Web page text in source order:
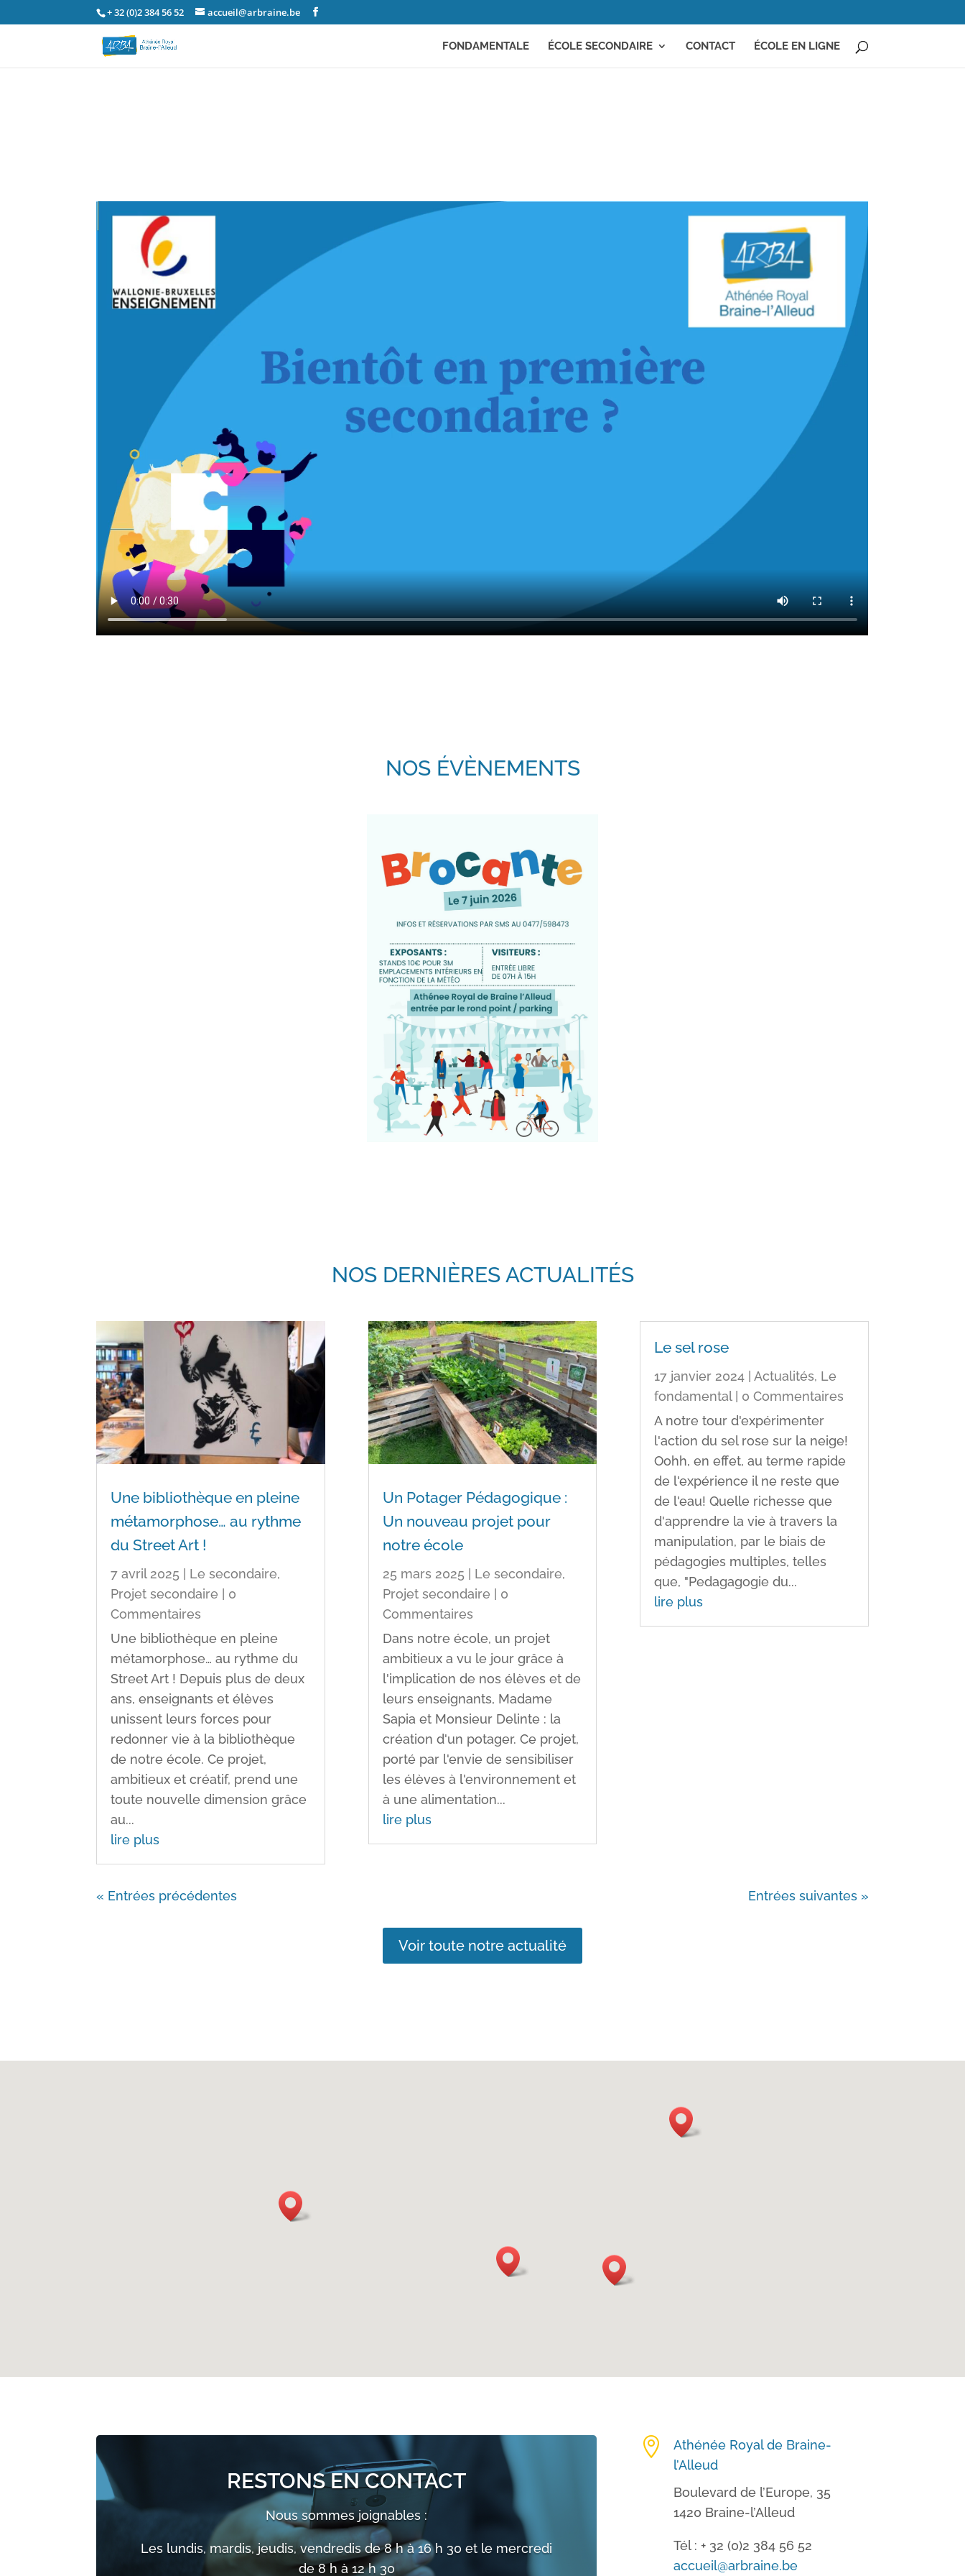
+ 32 (0)2 384 56 52 accueil@arbraine.be
FONDAMENTALE ÉCOLE SECONDAIRE CONTACT ÉCOLE EN LIGNE
NOS ÉVÈNEMENTS
NOS DERNIÈRES ACTUALITÉS
Une bibliothèque en pleine
métamorphose… au rythme
du Street Art !
7 avril 2025 Le secondaire,
Projet secondaire | 0
Commentaires
Une bibliothèque en pleine
métamorphose… au rythme du
Street Art ! Depuis plus de deux
ans, enseignants et élèves
unissent leurs forces pour
redonner vie à la bibliothèque
de notre école. Ce projet,
ambitieux et créatif, prend une
toute nouvelle dimension grâce
au...
lire plus
Un Potager Pédagogique :
Un nouveau projet pour
notre école
25 mars 2025 Le secondaire,
Projet secondaire | 0
Commentaires
Dans notre école, un projet
ambitieux a vu le jour grâce à
l'implication de nos élèves et de
leurs enseignants, Madame
Sapia et Monsieur Delinte : la
création d'un potager. Ce projet,
porté par l'envie de sensibiliser
les élèves à l'environnement et
à une alimentation...
lire plus
Le sel rose
17 janvier 2024| Actualités, Le
fondamental| 0 Commentaires
A notre tour d'expérimenter
l'action du sel rose sur la neige!
Oohh, en effet, au terme rapide
de l'expérience il ne reste que
de l'eau! Quelle richesse que
d'apprendre la vie à travers la
manipulation, par le biais de
pédagogies multiples, telles
que, "Pedagagogie du...
lire plus
« Entrées précédentes Entrées suivantes »
Voir toute notre actualité
RESTONS EN CONTACT
Nous sommes joignables :
Les lundis, mardis, jeudis, vendredis de 8 h à 16 h 30 et le mercredi
de 8 h à 12 h 30

Athénée Royal de Braine-
l’Alleud
Boulevard de l’Europe, 35
1420 Braine-l’Alleud
Tél : + 32 (0)2 384 56 52
accueil@arbraine.be